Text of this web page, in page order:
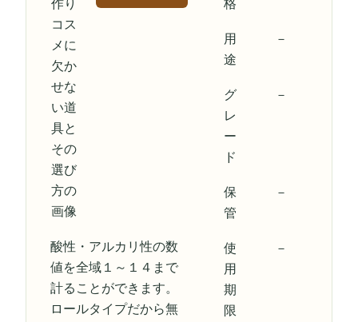
酸性・アルカリ性の数
値を全域１～１４まで
計ることができます。
ロールタイプだから無
格
用
途
－
グ
レ
ー
ド
－
保
管
－
使
用
期
限
－